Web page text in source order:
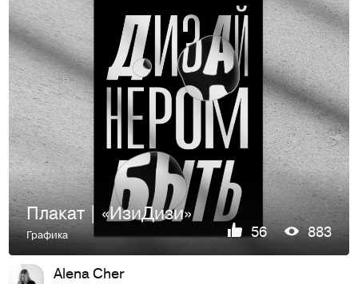
Плакат | «ИзиДизи»
Графика 56 883
Alena Cher